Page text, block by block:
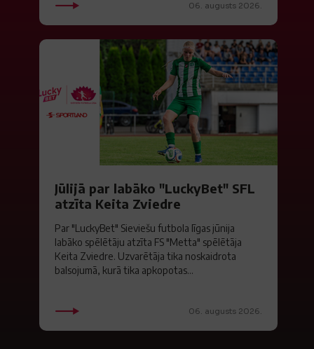
06. augusts 2026.
Jūlijā par labāko "LuckyBet" SFL
atzīta Keita Zviedre
Par "LuckyBet" Sieviešu futbola līgas jūnija
labāko spēlētāju atzīta FS "Metta" spēlētāja
Keita Zviedre. Uzvarētāja tika noskaidrota
balsojumā, kurā tika apkopotas...
06. augusts 2026.